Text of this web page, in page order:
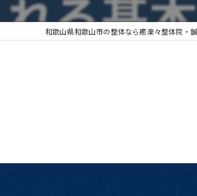
和歌山県和歌山市の整体なら癒楽々整体院・